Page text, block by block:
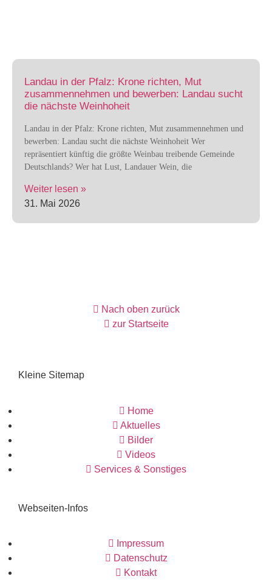
Landau in der Pfalz: Krone richten, Mut
zusammennehmen und bewerben: Landau sucht
die nächste Weinhoheit
Landau in der Pfalz: Krone richten, Mut zusammennehmen und
bewerben: Landau sucht die nächste Weinhoheit Wer
repräsentiert künftig die größte Weinbau treibende Gemeinde
Deutschlands? Wer hat Lust, Landauer Wein, die
Weiter lesen »
31. Mai 2026
Nach oben zurück
zur Startseite
Kleine Sitemap
Home
Aktuelles
Bilder
Videos
Services & Sonstiges
Webseiten-Infos
Impressum
Datenschutz
Kontakt